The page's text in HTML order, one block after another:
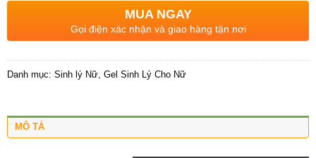
MUA NGAY
Gọi điện xác nhận và giao hàng tận nơi
Danh mục: Sinh lý Nữ Gel Sinh Lý Cho Nữ
MÔ TẢ